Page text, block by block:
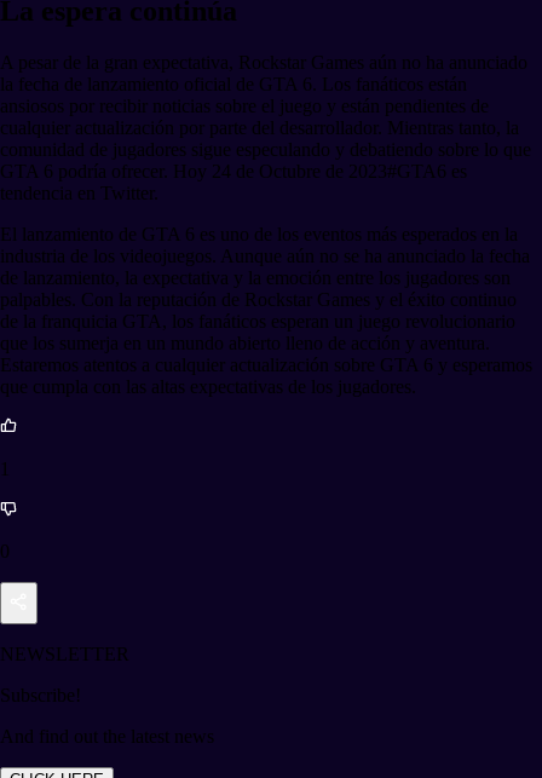
La espera continúa
A pesar de la gran expectativa, Rockstar Games aún no ha anunciado
la fecha de lanzamiento oficial de GTA 6. Los fanáticos están
ansiosos por recibir noticias sobre el juego y están pendientes de
cualquier actualización por parte del desarrollador. Mientras tanto, la
comunidad de jugadores sigue especulando y debatiendo sobre lo que
GTA 6 podría ofrecer. Hoy 24 de Octubre de 2023#GTA6 es
tendencia en Twitter.
El lanzamiento de GTA 6 es uno de los eventos más esperados en la
industria de los videojuegos. Aunque aún no se ha anunciado la fecha
de lanzamiento, la expectativa y la emoción entre los jugadores son
palpables. Con la reputación de Rockstar Games y el éxito continuo
de la franquicia GTA, los fanáticos esperan un juego revolucionario
que los sumerja en un mundo abierto lleno de acción y aventura.
Estaremos atentos a cualquier actualización sobre GTA 6 y esperamos
que cumpla con las altas expectativas de los jugadores.
1
0
NEWSLETTER
Subscribe!
And find out the latest news